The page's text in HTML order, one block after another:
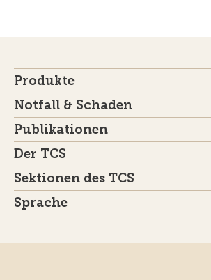
Produkte
Notfall & Schaden
Publikationen
Der TCS
Sektionen des TCS
Sprache